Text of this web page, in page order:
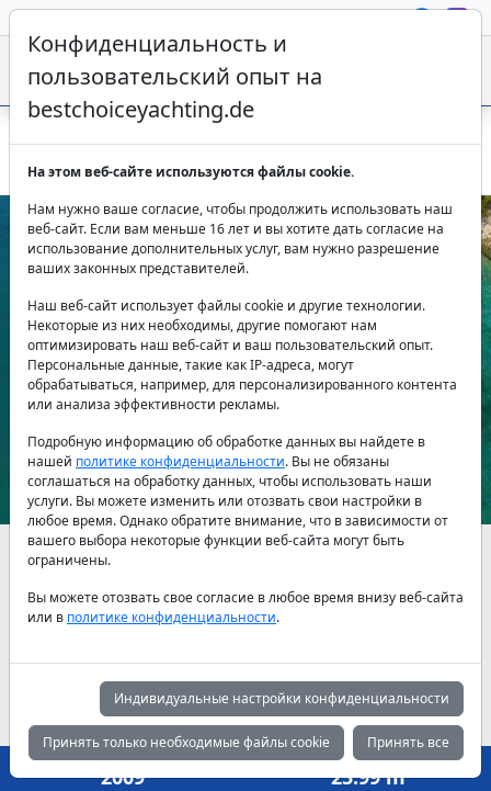
Моторная яхта Insieme 26м 4 каюты Трогир 8 гостей
Previous Next
Наличие и актуальные цены по договоренности
Май
5,575 €
Июнь
5,575 €
Июль
7,000 € 5,575 € 5,575 €
2009 25.99 m
Конфиденциальность и
пользовательский опыт на
bestchoiceyachting.de
На этом веб-сайте используются файлы cookie.
Нам нужно ваше согласие, чтобы продолжить использовать наш
веб-сайт. Если вам меньше 16 лет и вы хотите дать согласие на
использование дополнительных услуг, вам нужно разрешение
ваших законных представителей.
Наш веб-сайт использует файлы cookie и другие технологии.
Некоторые из них необходимы, другие помогают нам
оптимизировать наш веб-сайт и ваш пользовательский опыт.
Персональные данные, такие как IP-адреса, могут
обрабатываться, например, для персонализированного контента
или анализа эффективности рекламы.
Подробную информацию об обработке данных вы найдете в
нашей политике конфиденциальности. Вы не обязаны
соглашаться на обработку данных, чтобы использовать наши
услуги. Вы можете изменить или отозвать свои настройки в
любое время. Однако обратите внимание, что в зависимости от
вашего выбора некоторые функции веб-сайта могут быть
ограничены.
Вы можете отозвать свое согласие в любое время внизу веб-сайта
или в политике конфиденциальности.
Индивидуальные настройки конфиденциальности
Принять только необходимые файлы cookie Принять все